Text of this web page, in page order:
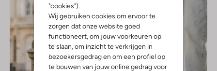
"cookies").
Wij gebruiken cookies om ervoor te
zorgen dat onze website goed
functioneert, om jouw voorkeuren op
te slaan, om inzicht te verkrijgen in
bezoekersgedrag en om een profiel op
te bouwen van jouw online gedrag voor